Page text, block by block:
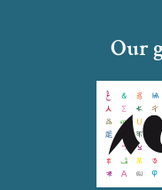
Our